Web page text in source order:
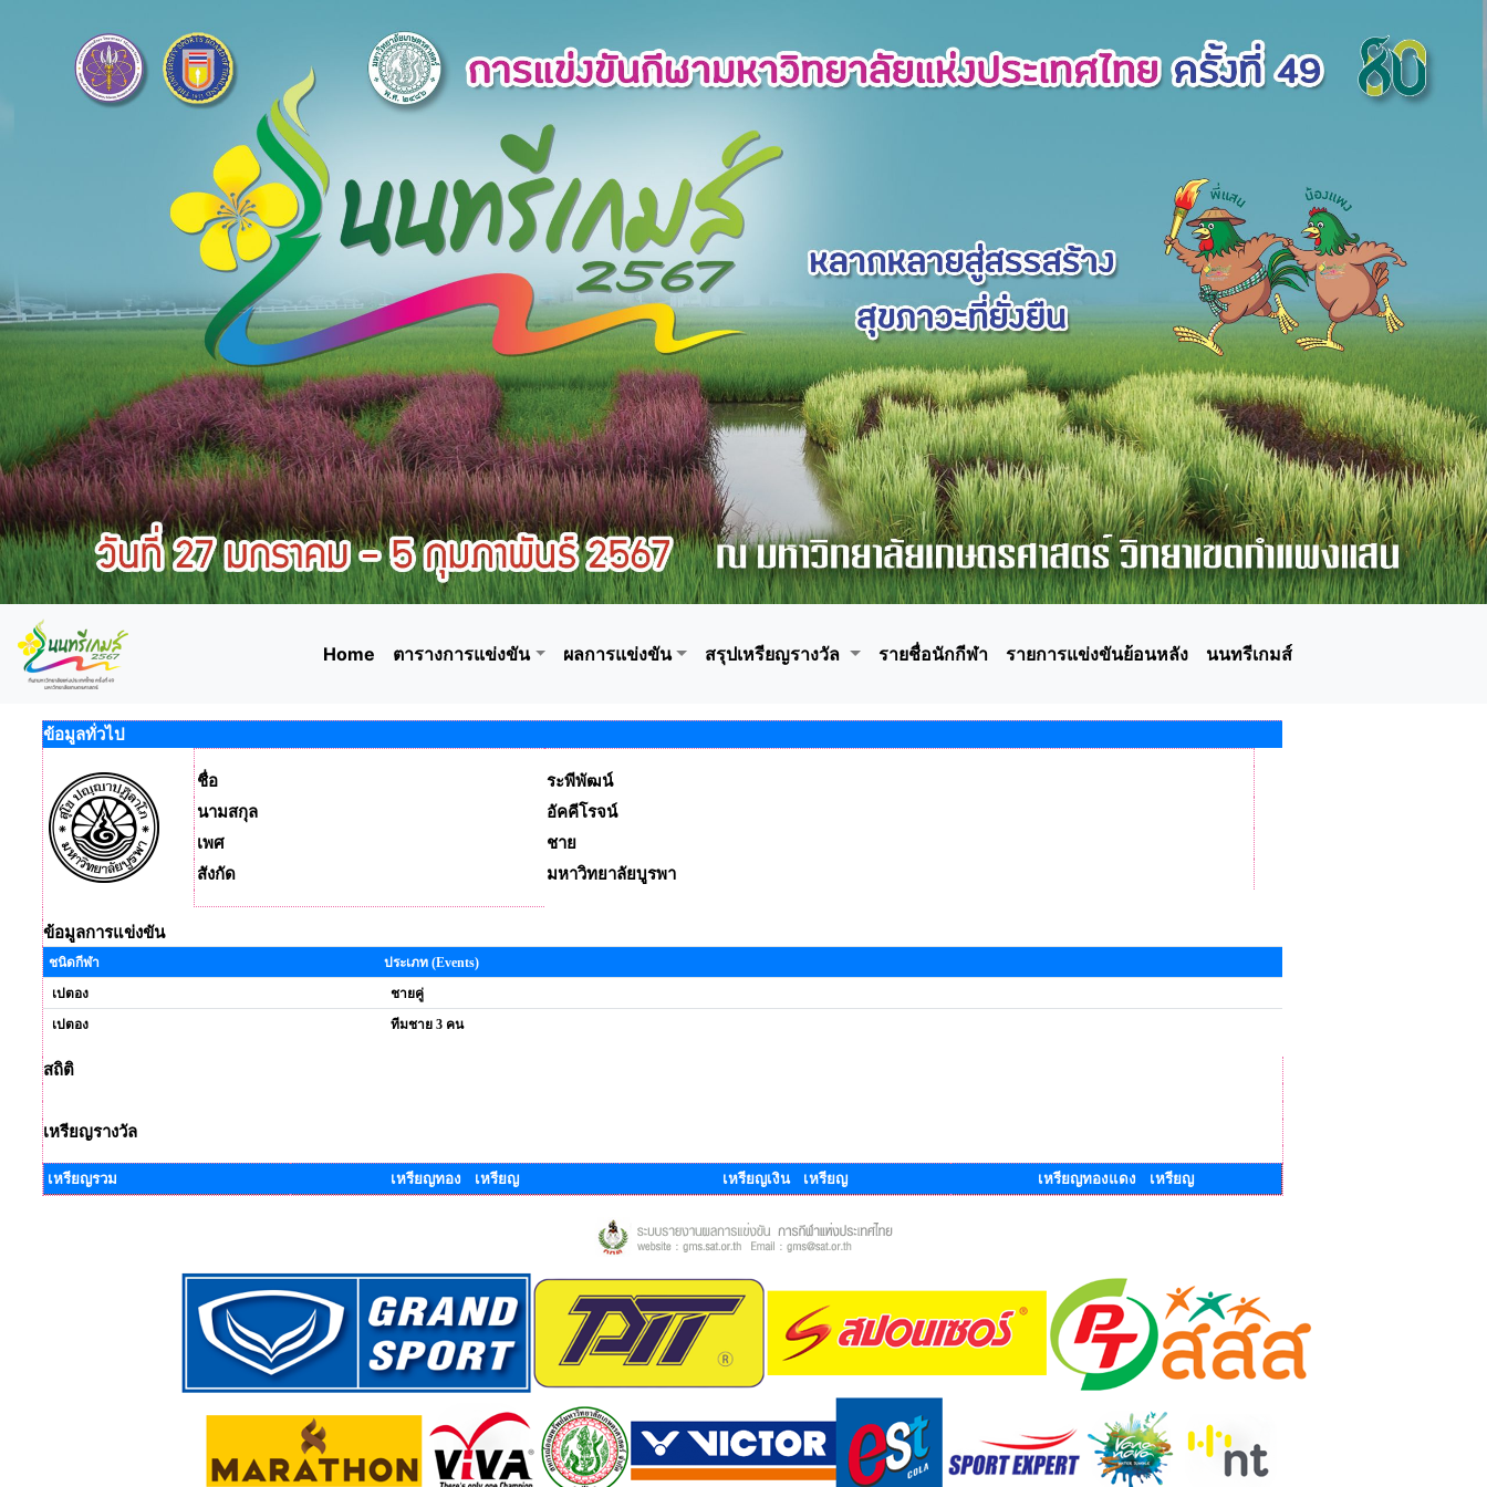
Home ตารางการแข่งขัน ผลการแข่งขัน สรุปเหรียญรางวัล รายชื่อนักกีฬา รายการแข่งขันย้อนหลัง นนทรีเกมส์
ข้อมูลทั่วไป
ชื่อ
ระพีพัฒน์
นามสกุล
อัคคีโรจน์
เพศ
ชาย
สังกัด
มหาวิทยาลัยบูรพา
ข้อมูลการแข่งขัน
ชนิดกีฬา
ประเภท (Events)
เปตอง
ชายคู่
เปตอง
ทีมชาย 3 คน
สถิติ
เหรียญรางวัล
เหรียญรวม เหรียญทอง เหรียญ เหรียญเงิน เหรียญ เหรียญทองแดง เหรียญ